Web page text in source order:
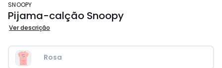
SNOOPY
Pijama-calção Snoopy
Ver descrição
Rosa